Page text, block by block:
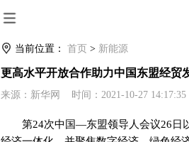
当前位置： 首页 > 新能源
更高水平开放合作助力中国东盟经贸
来源：新华网 时间：2021-10-27 14:17:35
第24次中国—东盟领导人会议26日